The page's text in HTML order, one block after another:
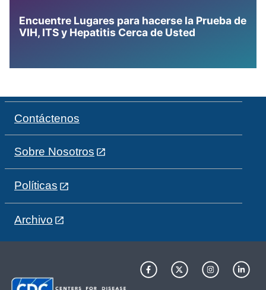
Encuentre Lugares para hacerse la Prueba de
VIH, ITS y Hepatitis Cerca de Usted
Contáctenos
Sobre Nosotros
Políticas
Archivo